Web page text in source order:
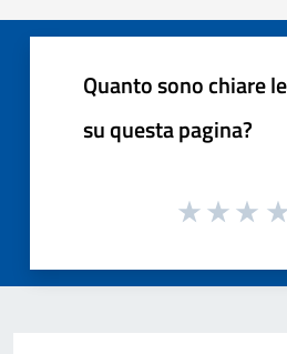
Quanto sono chiare
su questa pagina?